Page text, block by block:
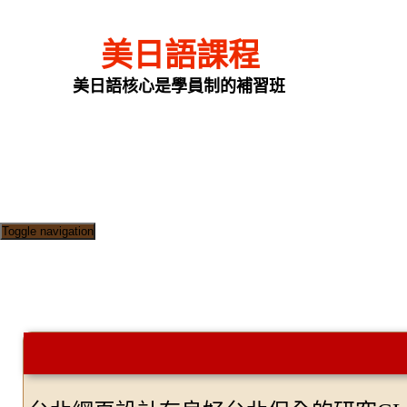
Toggle navigation
美日語課程
美日語核心是學員制的補習班